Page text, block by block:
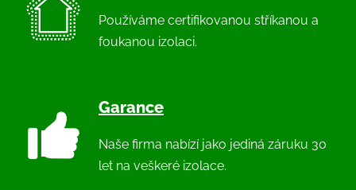
Používáme certifikovanou stříkanou a
foukanou izolaci.
Garance
Naše firma nabízí jako jediná záruku 30
let na veškeré izolace.